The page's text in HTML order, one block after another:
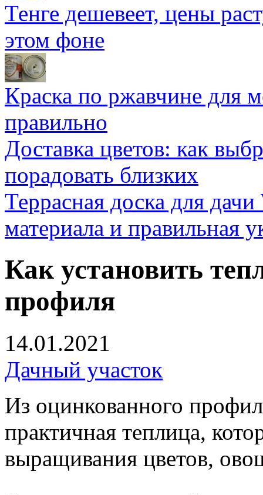
Тенге дешевеет, цены
этом фоне
Краска по ржавчине для
правильно
Доставка цветов: как
порадовать близких
Террасная доска для
материала и правильная
Как установить
профиля
14.01.2021
Дачный участок
Из оцинкованного
практичная теплица,
выращивания цветов,